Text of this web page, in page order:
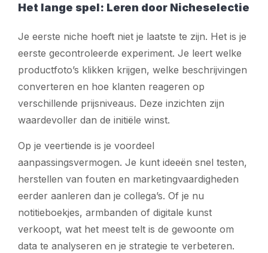
Het lange spel: Leren door Nicheselectie
Je eerste niche hoeft niet je laatste te zijn. Het is je
eerste gecontroleerde experiment. Je leert welke
productfoto’s klikken krijgen, welke beschrijvingen
converteren en hoe klanten reageren op
verschillende prijsniveaus. Deze inzichten zijn
waardevoller dan de initiële winst.
Op je veertiende is je voordeel
aanpassingsvermogen. Je kunt ideeën snel testen,
herstellen van fouten en marketingvaardigheden
eerder aanleren dan je collega’s. Of je nu
notitieboekjes, armbanden of digitale kunst
verkoopt, wat het meest telt is de gewoonte om
data te analyseren en je strategie te verbeteren.